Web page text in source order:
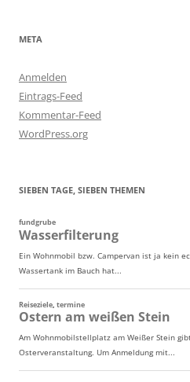
META
Anmelden
Eintrags-Feed
Kommentar-Feed
WordPress.org
SIEBEN TAGE, SIEBEN THEMEN